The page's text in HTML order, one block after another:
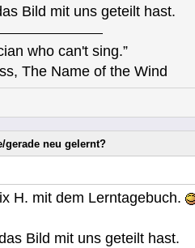
Bild mit uns geteilt hast.
who can't sing.”
The Name of the Wind
gerade neu gelernt?
H. mit dem Lerntagebuch.
Bild mit uns geteilt hast.